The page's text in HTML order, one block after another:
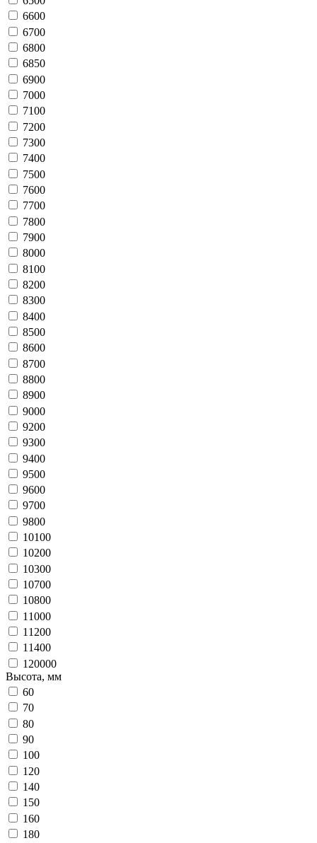
6600
6700
6800
6850
6900
7000
7100
7200
7300
7400
7500
7600
7700
7800
7900
8000
8100
8200
8300
8400
8500
8600
8700
8800
8900
9000
9200
9300
9400
9500
9600
9700
9800
10100
10200
10300
10700
10800
11000
11200
11400
120000
Высота, мм
60
70
80
90
100
120
140
150
160
180